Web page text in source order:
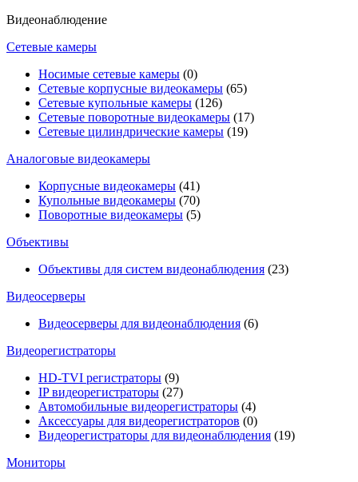
Видеонаблюдение
Сетевые камеры
Носимые сетевые камеры (0)
Сетевые корпусные видеокамеры (65)
Сетевые купольные камеры (126)
Сетевые поворотные видеокамеры (17)
Сетевые цилиндрические камеры (19)
Аналоговые видеокамеры
Корпусные видеокамеры (41)
Купольные видеокамеры (70)
Поворотные видеокамеры (5)
Объективы
Объективы для систем видеонаблюдения (23)
Видеосерверы
Видеосерверы для видеонаблюдения (6)
Видеорегистраторы
HD-TVI регистраторы (9)
IP видеорегистраторы (27)
Автомобильные видеорегистраторы (4)
Аксессуары для видеорегистраторов (0)
Видеорегистраторы для видеонаблюдения (19)
Мониторы